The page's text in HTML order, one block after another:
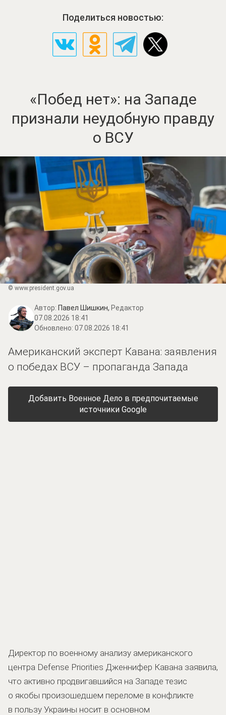
Поделиться новостью:
«Побед нет»: на Западе
признали неудобную правду
о ВСУ
© www.prеsidеnt.gоv.uа
Автор: Павел Шишкин, Редактор
07.08.2026 18:41
Обновлено: 07.08.2026 18:41
Американский эксперт Кавана: заявления
о победах ВСУ – пропаганда Запада
Добавить Военное Дело в предпочитаемые
источники Google
Директор по военному анализу американского
центра Defense Priorities Дженнифер Кавана заявила,
что активно продвигавшийся на Западе тезис
о якобы произошедшем переломе в конфликте
в пользу Украины носит в основном